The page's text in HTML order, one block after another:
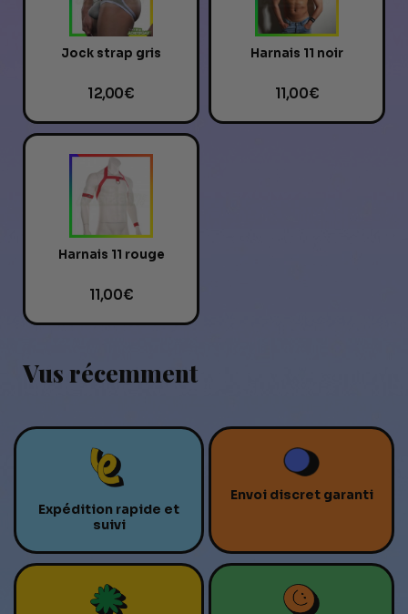
Jock strap gris
12,00 €
Harnais 11 noir
11,00 €
Harnais 11 rouge
11,00 €
Vus récemment
Expédition rapide et
suivi
Envoi discret garanti